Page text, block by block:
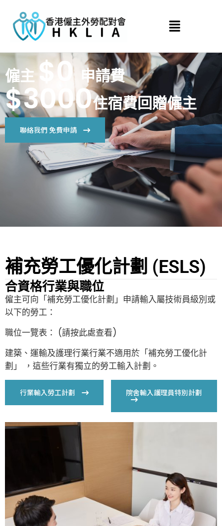
僱主 $0 申請費
$3000住宿費回贈僱主
聯絡我們 免費申請
補充勞工優化計劃 (ESLS)
合資格行業與職位
僱主可向「補充勞工優化計劃」申請輸入屬技術員級別或
以下的勞工：
職位一覽表： (請按此處查看)
建築、運輸及護理行業行業不適用於「補充勞工優化計
劃」 ，這些行業有獨立的勞工輸入計劃。
行業輸入勞工計劃 院舍輸入護理員特別計劃